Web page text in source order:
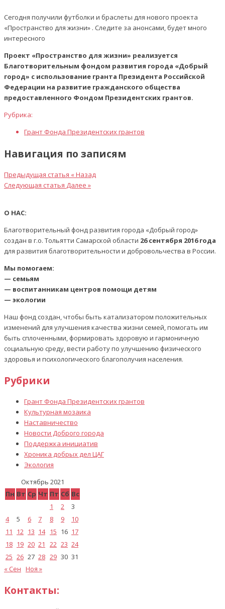
Сегодня получили футболки и браслеты для нового проекта
«Пространство для жизни» . Следите за анонсами, будет много
интересного
Проект «Пространство для жизни» реализуется
Благотворительным фондом развития города «Добрый
город» с использование гранта Президента Российской
Федерации на развитие гражданского общества
предоставленного Фондом Президентских грантов.
Рубрика:
Грант Фонда Президентских грантов
Навигация по записям
Предыдущая статья « Назад
Следующая статья Далее »
О НАС:
Благотворительный фонд развития города «Добрый город»
создан в г.о. Тольятти Самарской области 26 сентября 2016 года
для развития благотворительности и добровольчества в России.
Мы помогаем:
— семьям
— воспитанникам центров помощи детям
— экологии
Наш фонд создан, чтобы быть катализатором положительных
изменений для улучшения качества жизни семей, помогать им
быть сплоченными, формировать здоровую и гармоничную
социальную среду, вести работу по улучшению физического
здоровья и психологического благополучия населения.
Рубрики
Грант Фонда Президентских грантов
Культурная мозаика
Наставничество
Новости Доброго города
Поддержка инициатив
Хроника добрых дел ЦАГ
Экология
Октябрь 2021
Пн Вт Ср Чт Пт Сб Вс
1
2
3
4
5 6 7 8 9
10
11
12 13 14 15 16 17
18 19 20 21 22 23 24
25 26 27 28 29 30 31
« Сен Ноя »
Контакты: